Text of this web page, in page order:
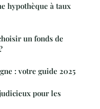
hypothèque à taux
un fonds de
: votre guide 2025
pour les